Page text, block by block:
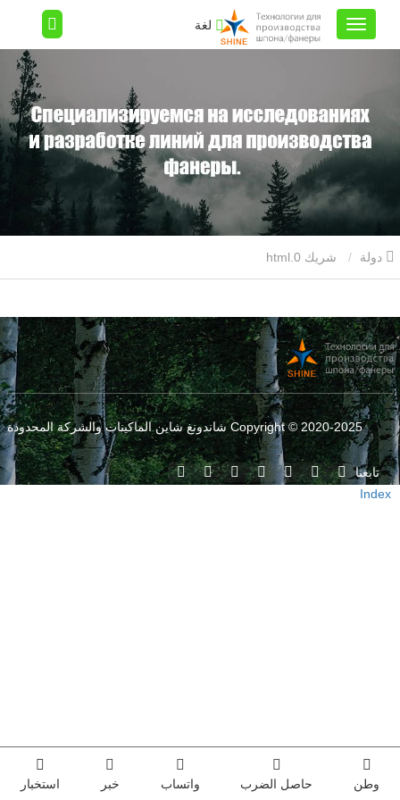
لغة
Copyright © 2020-2025 شاندونغ شاين الماكينات والشركة المحدودة
تابعنا
Index
وطن حاصل الضرب واتساب خبر استخبار